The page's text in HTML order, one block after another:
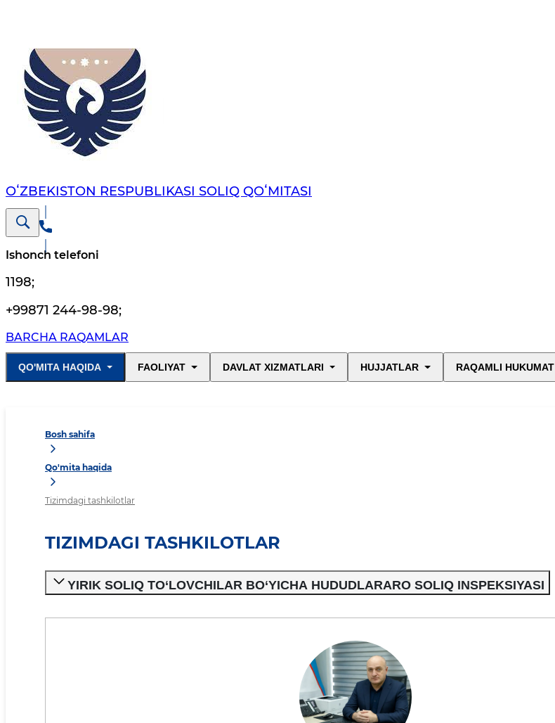
OʻZBEKISTON RESPUBLIKASI SOLIQ QOʻMITASI
Ishonch telefoni
1198;
+99871 244-98-98;
BARCHA RAQAMLAR
QO'MITA HAQIDA FAOLIYAT DAVLAT XIZMATLARI HUJJATLAR RAQAMLI HUKUMAT
Bosh sahifa
Qo'mita haqida
Tizimdagi tashkilotlar
TIZIMDAGI TASHKILOTLAR
YIRIK SOLIQ TO‘LOVCHILAR BO‘YICHA HUDUDLARARO SOLIQ INSPEKSIYASI